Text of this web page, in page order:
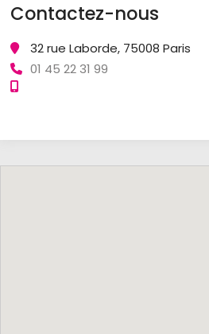
Contactez-nous
32 rue Laborde, 75008 Paris
01 45 22 31 99